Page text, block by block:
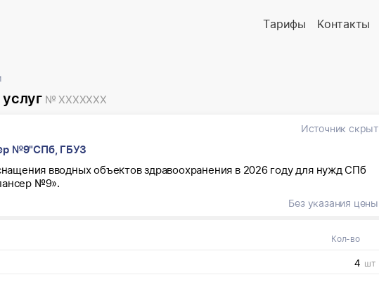
Тарифы Контакты
№ XXXXXXX
Источник скрыт
№9"СПб, ГБУЗ
вводных объектов здравоохранения в 2026 году для нужд СПб
№9».
Без указания цены
Кол-во
4 шт